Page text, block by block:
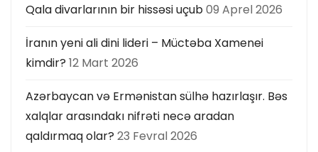
Qala divarlarının bir hissəsi uçub09 Aprel 2026
İranın yeni ali dini lideri – Müctəba Xamenei
kimdir? 12 Mart 2026
Azərbaycan və Ermənistan sülhə hazırlaşır. Bəs
xalqlar arasındakı nifrəti necə aradan
qaldırmaq olar? 23 Fevral 2026